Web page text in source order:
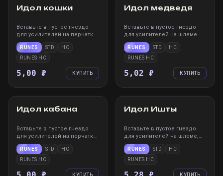
Идол кошки
Вставьте в пустое гнездо
для усилителей на перчатках
или скипетре, чтобы
применить эффект к ним.
После вставки нельзя
другим усилителем.
RUNES STD
HC
RUNES HC
5,00 ₽ КУПИТЬ
Идол медведя
Вставьте в пустое гнездо
для усилителей на шлеме
или скипетре, чтобы
применить эффект к ним.
После вставки нельзя
другим усилителем.
RUNES STD
HC
RUNES HC
5,02 ₽ КУПИТЬ
Идол кабана
Вставьте в пустое гнездо
для усилителей на перчатках
или скипетре, чтобы
применить эффект к ним.
После вставки нельзя
другим усилителем.
RUNES STD
HC
RUNES HC
КУПИТЬ
Идол Ишты
Вставьте в пустое гнездо
для усилителей на шлеме,
чтобы применить эффект к
ним. После вставки нельзя
извлечь, но можно заменить
RUNES STD
HC
RUNES HC
КУПИТЬ